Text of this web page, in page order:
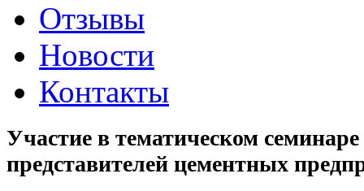
Отзывы
Новости
Контакты
Участие в тематическом
представителей цементных